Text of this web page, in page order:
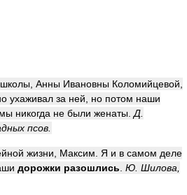
Анны Ивановны Коломийцевой,
ухаживал за ней, но потом наши
мы никогда не были женаты. Д.
псов.
жизни, Максим. Я и в самом деле
дорожки разошлись Ю. Шилова,